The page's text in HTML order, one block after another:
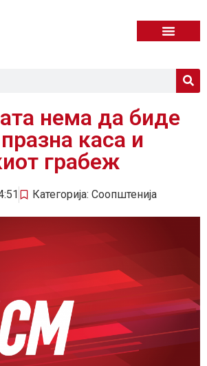
нема да биде
каса и
грабеж
Категорија: Соопштенија